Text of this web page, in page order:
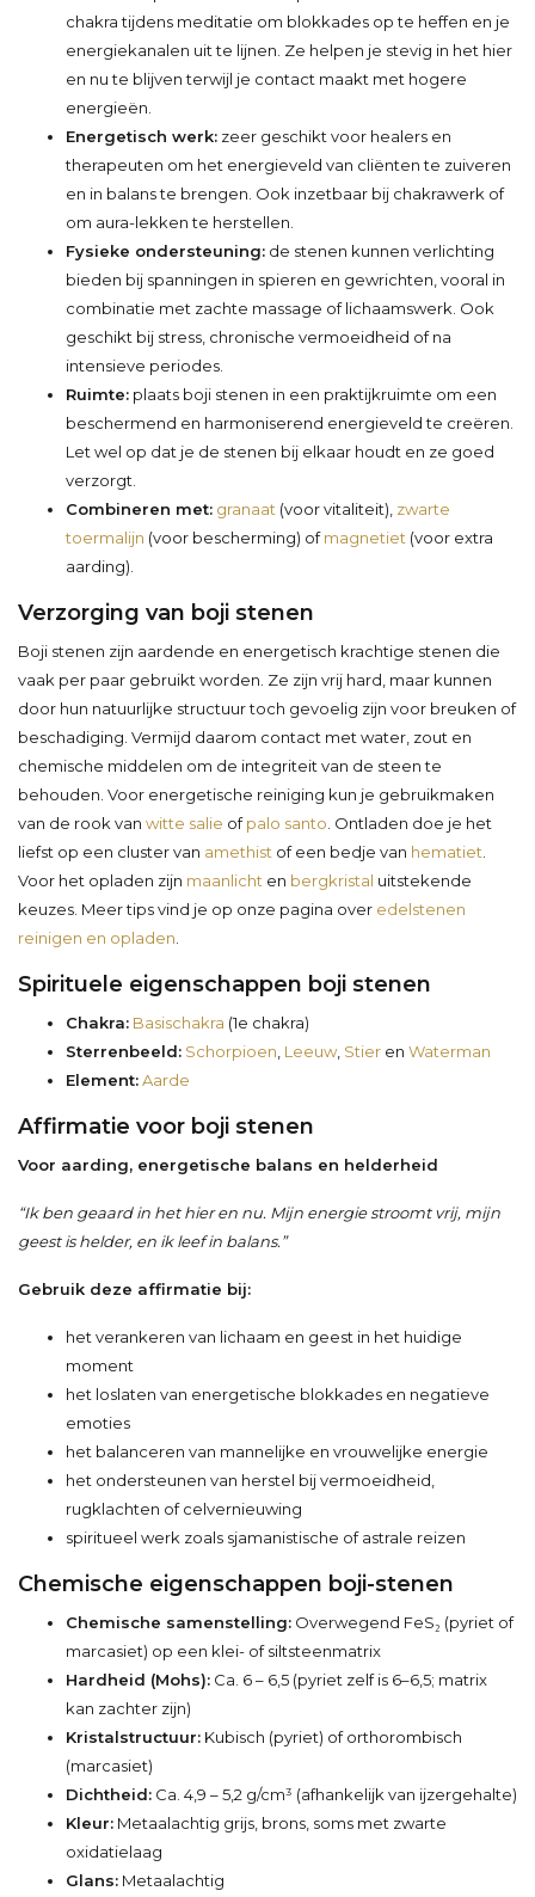
chakra tijdens meditatie om blokkades op te heffen en je
energiekanalen uit te lijnen. Ze helpen je stevig in het hier
en nu te blijven terwijl je contact maakt met hogere
energieën.
Energetisch werk: zeer geschikt voor healers en
therapeuten om het energieveld van cliënten te zuiveren
en in balans te brengen. Ook inzetbaar bij chakrawerk of
om aura-lekken te herstellen.
Fysieke ondersteuning: de stenen kunnen verlichting
bieden bij spanningen in spieren en gewrichten, vooral in
combinatie met zachte massage of lichaamswerk. Ook
geschikt bij stress, chronische vermoeidheid of na
intensieve periodes.
Ruimte: plaats boji stenen in een praktijkruimte om een
beschermend en harmoniserend energieveld te creëren.
Let wel op dat je de stenen bij elkaar houdt en ze goed
verzorgt.
Combineren met: granaat (voor vitaliteit), zwarte
toermalijn (voor bescherming) ofmagnetiet (voor extra
aarding).
Verzorging van boji stenen
Boji stenen zijn aardende en energetisch krachtige stenen die
vaak per paar gebruikt worden. Ze zijn vrij hard, maar kunnen
door hun natuurlijke structuur toch gevoelig zijn voor breuken of
beschadiging. Vermijd daarom contact met water, zout en
chemische middelen om de integriteit van de steen te
behouden. Voor energetische reiniging kun je gebruikmaken
van de rook van witte salie ofpalo santo . Ontladen doe je het
liefst op een cluster van amethist of een bedje van hematiet
Voor het opladen zijn maanlicht en bergkristal uitstekende
keuzes. Meer tips vind je op onze pagina over edelstenen
reinigen en opladen
Spirituele eigenschappen boji stenen
Chakra: Basischakra (1e chakra)
Sterrenbeeld: Schorpioen Leeuw, Stier en Waterman
Element:Aarde
Affirmatie voor boji stenen
Voor aarding, energetische balans en helderheid
“Ik ben geaard in het hier en nu. Mijn energie stroomt vrij, mijn
geest is helder, en ik leef in balans.”
Gebruik deze affirmatie bij:
het verankeren van lichaam en geest in het huidige
moment
het loslaten van energetische blokkades en negatieve
emoties
het balanceren van mannelijke en vrouwelijke energie
het ondersteunen van herstel bij vermoeidheid,
rugklachten of celvernieuwing
spiritueel werk zoals sjamanistische of astrale reizen
Chemische eigenschappen boji-stenen
Chemische samenstelling: Overwegend FeS₂ (pyriet of
marcasiet) op een klei- of siltsteenmatrix
Hardheid (Mohs): Ca. 6 – 6,5 (pyriet zelf is 6–6,5; matrix
kan zachter zijn)
Kristalstructuur: Kubisch (pyriet) of orthorombisch
(marcasiet)
Dichtheid: Ca. 4,9 – 5,2 g/cm³ (afhankelijk van ijzergehalte)
Kleur: Metaalachtig grijs, brons, soms met zwarte
oxidatielaag
Glans: Metaalachtig